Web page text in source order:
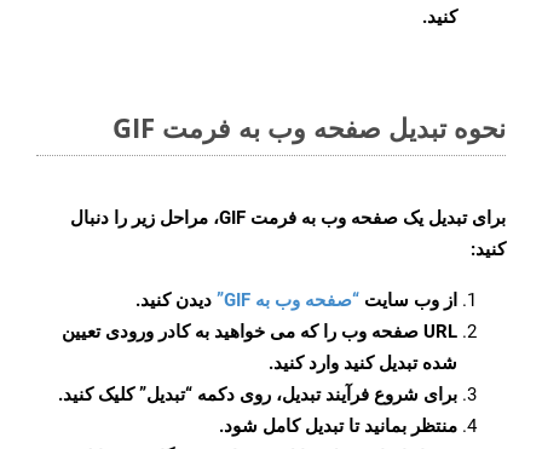
کنید.
نحوه تبدیل صفحه وب به فرمت GIF
برای تبدیل یک صفحه وب به فرمت GIF، مراحل زیر را دنبال
کنید:
از وب سایت “صفحه وب به GIF”
دیدن کنید.
URL صفحه وب را که می خواهید به کادر ورودی تعیین
شده تبدیل کنید وارد کنید.
برای شروع فرآیند تبدیل، روی دکمه “تبدیل” کلیک کنید.
منتظر بمانید تا تبدیل کامل شود.